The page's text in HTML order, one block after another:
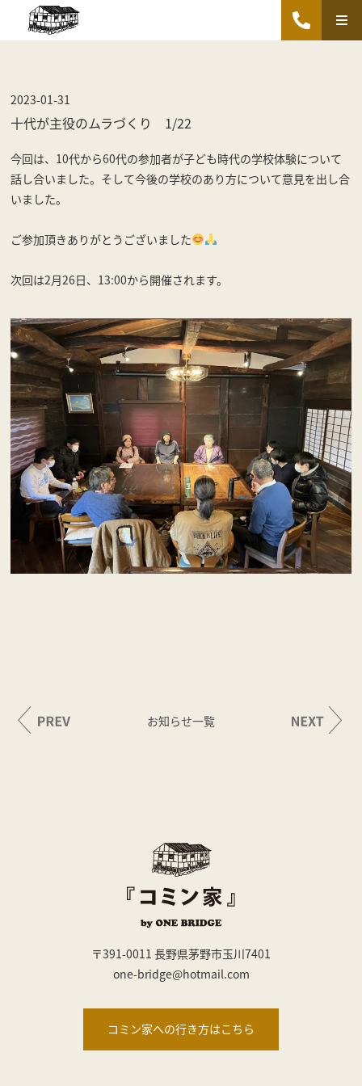
2023-01-31
十代が主役のムラづくり 1/22
今回は、10代から60代の参加者が子ども時代の学校体験について
話し合いました。そして今後の学校のあり方について意見を出し合
いました。
ご参加頂きありがとうございました
次回は2月26日、13:00から開催されます。
お知らせ一覧
〒391-0011 長野県茅野市玉川7401
one-bridge@hotmail.com
コミン家への行き方はこちら